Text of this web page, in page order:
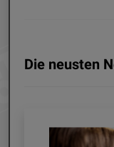
Die neusten